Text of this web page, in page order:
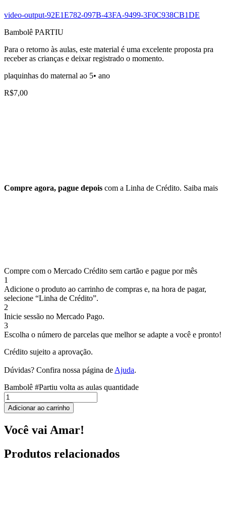
video-output-92E1E782-097B-43FA-9499-3F0C938CB1DE
Bambolê PARTIU
Para o retorno às aulas, este material é uma excelente proposta pra
receber as crianças e deixar registrado o momento.
plaquinhas do maternal ao 5• ano
R$7,00
Compre agora, pague depois com a Linha de Crédito. Saiba mais
Compre com o Mercado Crédito sem cartão e pague por mês
1
Adicione o produto ao carrinho de compras e, na hora de pagar,
selecione “Linha de Crédito”.
2
Inicie sessão no Mercado Pago.
3
Escolha o número de parcelas que melhor se adapte a você e pronto!
Crédito sujeito a aprovação.
Dúvidas? Confira nossa página de Ajuda.
Bambolê #Partiu volta as aulas quantidade
Adicionar ao carrinho
Você vai Amar!
Produtos relacionados